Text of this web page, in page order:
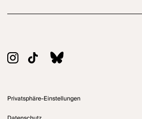
Privatsphäre-Einstellungen